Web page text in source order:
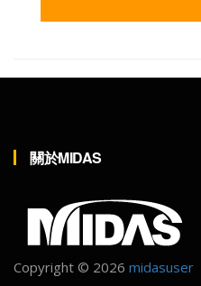
關於MIDAS
Copyright © 2026 midasuser